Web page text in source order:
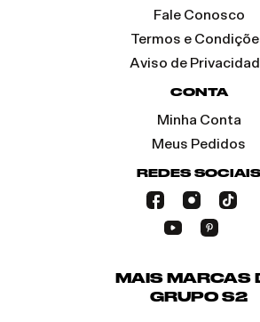
Fale Conosco
Termos e
Aviso de
CONTA
Minha Conta
Meus Pedidos
REDES SOCIAIS
MAIS MARCAS
GRUPO S2